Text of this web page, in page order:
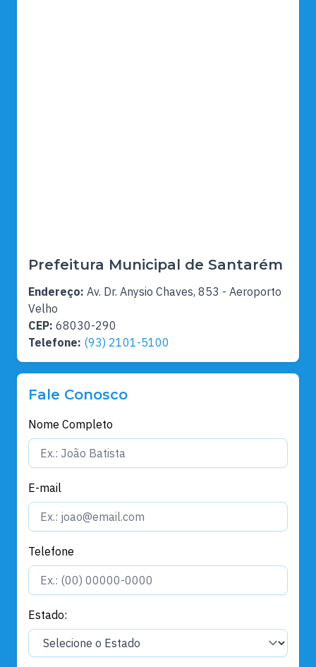
Prefeitura Municipal de Santarém
Endereço: Av. Dr. Anysio Chaves, 853 - Aeroporto
Velho
CEP: 68030-290
Telefone: (93) 2101-5100
Fale Conosco
Nome Completo
E-mail
Telefone
Estado: